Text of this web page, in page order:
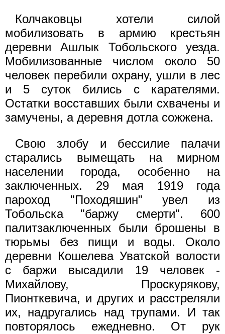
Колчаковцы хотели силой
мобилизовать в армию крестьян
деревни Ашлык Тобольского уезда.
Мобилизованные числом около 50
человек перебили охрану, ушли в лес
и 5 суток бились с карателями.
Остатки восставших были схвачены и
замучены, а деревня дотла сожжена.
Свою злобу и бессилие палачи
старались вымещать на мирном
населении города, особенно на
заключенных. 29 мая 1919 года
пароход "Походяшин" увел из
Тобольска "баржу смерти". 600
палитзаключенных были брошены в
тюрьмы без пищи и воды. Около
деревни Кошелева Уватской волости
с баржи высадили 19 человек -
Михайлову, Проскурякову,
Пионткевича, и других и расстреляли
их, надругались над трупами. И так
повторялось ежедневно. От рук